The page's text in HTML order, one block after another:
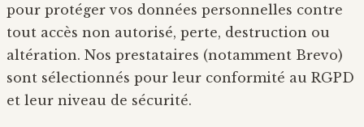
pour protéger vos données personnelles contre
tout accès non autorisé, perte, destruction ou
altération. Nos prestataires (notamment Brevo)
sont sélectionnés pour leur conformité au RGPD
et leur niveau de sécurité.